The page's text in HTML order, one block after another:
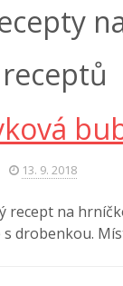
13. 9. 2018
recept na
s drobenkou.